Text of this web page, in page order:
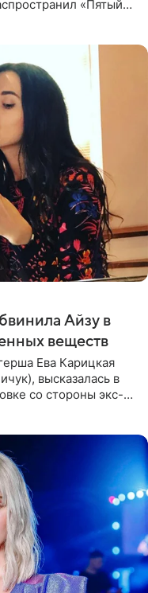
«Пятый
Айзу в
веществ
Ева Карицкая
высказалась в
со стороны экс-